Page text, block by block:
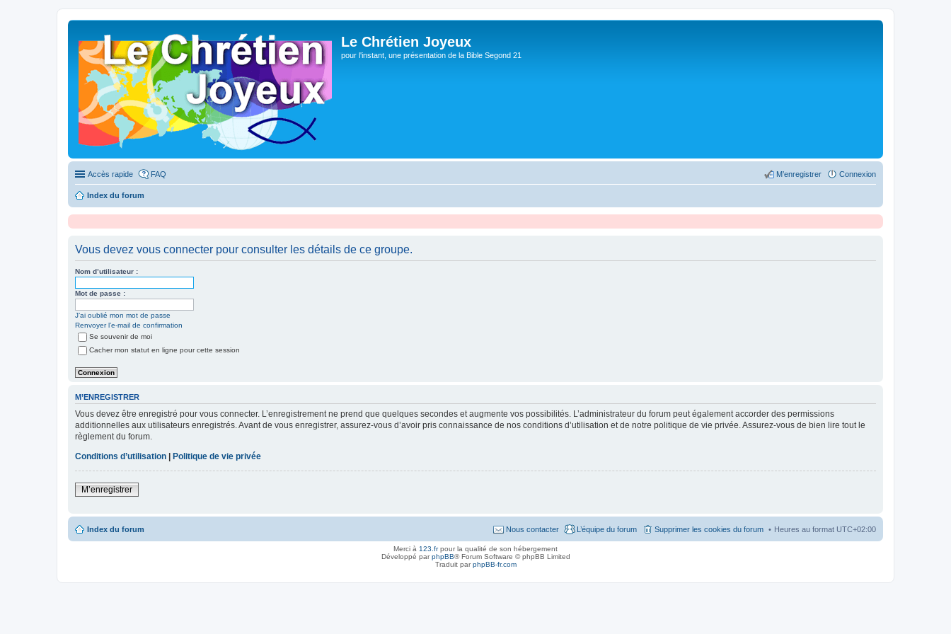
Le Chrétien Joyeux
pour l'instant, une présentation de la Bible Segond 21
Accès rapide FAQ Connexion
M’enregistrer
Index du forum
Vous devez vous connecter pour consulter les détails de ce groupe.
Nom d’utilisateur :
Mot de passe :
J’ai oublié mon mot de passe
Renvoyer l’e-mail de confirmation
Se souvenir de moi
Cacher mon statut en ligne pour cette session
M’ENREGISTRER
Vous devez être enregistré pour vous connecter. L’enregistrement ne prend que quelques secondes et augmente vos possibilités. L’administrateur du forum peut également accorder des permissions
additionnelles aux utilisateurs enregistrés. Avant de vous enregistrer, assurez-vous d’avoir pris connaissance de nos conditions d’utilisation et de notre politique de vie privée. Assurez-vous de bien lire tout le
règlement du forum.
Conditions d’utilisation | Politique de vie privée
M’enregistrer
Index du forum Heures au format UTC+02:00
Supprimer les cookies du forum
L’équipe du forum
Nous contacter
Merci à 123.frpour la qualité de son hébergement
Développé parphpBB® Forum Software © phpBB Limited
Traduit parphpBB-fr.com